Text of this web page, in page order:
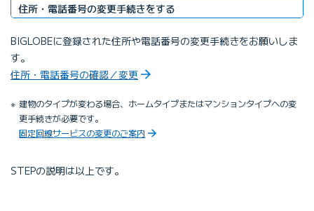
住所・電話番号の変更手続きをする
BIGLOBEに登録された住所や電話番号の変更手続きをお願いしま
す。
住所・電話番号の確認／変更
建物のタイプが変わる場合、ホームタイプまたはマンションタイプへの変
更手続きが必要です。
固定回線サービスの変更のご案内
STEPの説明は以上です。